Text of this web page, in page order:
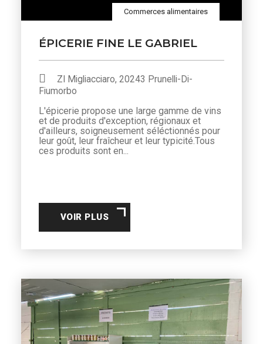
Commerces alimentaires
ÉPICERIE FINE LE GABRIEL
ZI Migliacciaro, 20243 Prunelli-Di-
Fiumorbo
L'épicerie propose une large gamme de vins
et de produits d'exception, régionaux et
d'ailleurs, soigneusement séléctionnés pour
leur goût, leur fraîcheur et leur typicité.Tous
ces produits sont en...
VOIR PLUS